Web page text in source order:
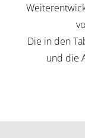
Die in den
und die